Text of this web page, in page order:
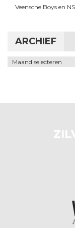
Veensche Boys en
ARCHIEF
Archief